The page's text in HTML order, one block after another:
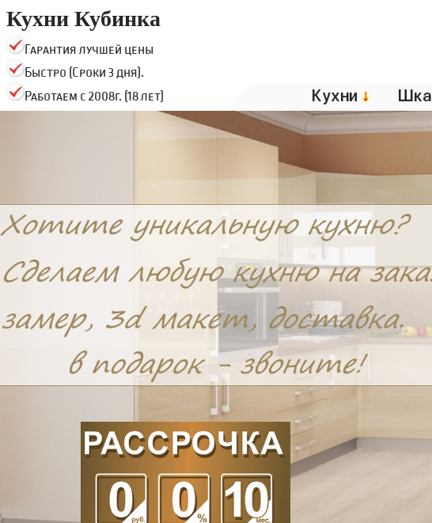
Кухни Кубинка
Гарантия лучшей цены
Быстро (Сроки 3 дня).
Работаем с 2008г. (18 лет)
Кухни ↓